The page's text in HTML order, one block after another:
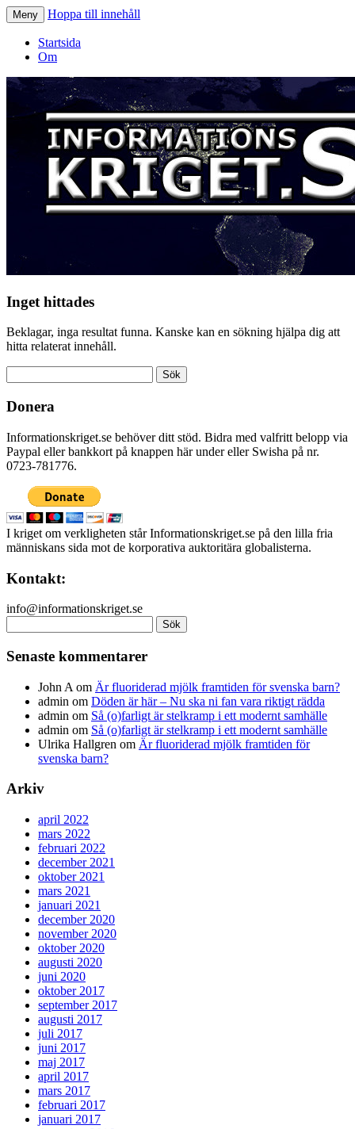
Informationskriget.se
Meny Hoppa till innehåll
Startsida
Om
Inget hittades
Beklagar, inga resultat funna. Kanske kan en sökning hjälpa dig att
hitta relaterat innehåll.
efter:
Donera
Informationskriget.se behöver ditt stöd. Bidra med valfritt belopp via
Paypal eller bankkort på knappen här under eller Swisha på nr.
0723-781776.
I kriget om verkligheten står Informationskriget.se på den lilla fria
människans sida mot de korporativa auktoritära globalisterna.
Kontakt:
info@informationskriget.se
efter:
Senaste kommentarer
John A om Är fluoriderad mjölk framtiden för svenska barn?
admin om Döden är här – Nu ska ni fan vara riktigt rädda
admin om Så (o)farligt är stelkramp i ett modernt samhälle
admin om Så (o)farligt är stelkramp i ett modernt samhälle
Ulrika Hallgren om Är fluoriderad mjölk framtiden för
svenska barn?
Arkiv
april 2022
mars 2022
februari 2022
december 2021
oktober 2021
mars 2021
januari 2021
december 2020
november 2020
oktober 2020
augusti 2020
juni 2020
oktober 2017
september 2017
augusti 2017
juli 2017
juni 2017
maj 2017
april 2017
mars 2017
februari 2017
januari 2017